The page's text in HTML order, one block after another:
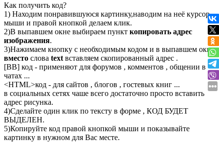
Как получить код?
1) Находим понравившуюся картинку,наводим на неё курсор
мыши и правой кнопкой делаем клик.
2)В выпавшем окне выбираем пункт копировать адрес
изображения.
3)Нажимаем кнопку с необходимым кодом и в выпавшем окне
вместо слова text вставляем скопированный адрес .
[BB] код - применяют для форумов , комментов , общении в
чатах ...
<HTML>код - для сайтов , блогов , гостевых книг ...
в социальных сетях чаше всего достаточно просто вставить
адрес рисунка.
4)Сделайте один клик по тексту в форме , КОД БУДЕТ
ВЫДЕЛЕН.
5)Копируйте код правой кнопкой мыши и показывайте
картинку в нужном для Вас месте.